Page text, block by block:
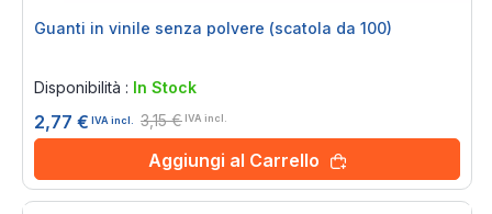
Guanti in vinile senza polvere (scatola da 100)
Disponibilità : In Stock
2,77 € IVA incl. 3,15 € IVA incl.
Aggiungi al Carrello